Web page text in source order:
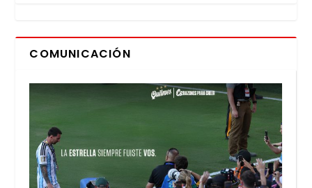
COMUNICACIÓN